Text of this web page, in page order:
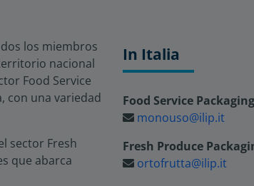
los miembros
nacional
Food Service
con una variedad
sector Fresh
que abarca
In Italia
Food Service Packaging
monouso@ilip.it
Fresh Produce
ortofrutta@ilip.it